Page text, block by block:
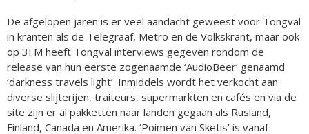
De afgelopen jaren is er veel aandacht geweest voor Tongval
in kranten als de Telegraaf, Metro en de Volkskrant, maar ook
op 3FM heeft Tongval interviews gegeven rondom de
release van hun eerste zogenaamde ‘AudioBeer’ genaamd
‘darkness travels light’. Inmiddels wordt het verkocht aan
diverse slijterijen, traiteurs, supermarkten en cafés en via de
site zijn er al pakketten naar landen gegaan als Rusland,
Finland, Canada en Amerika. ‘Poimen van Sketis’ is vanaf